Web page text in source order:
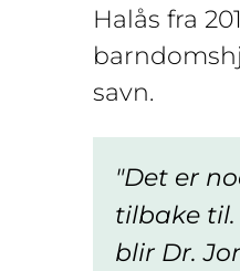
Halås fra
savn.
Det er
tilbake
blir Dr.